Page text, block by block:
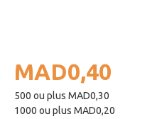
MAD0,40
500 ou plus MAD0,30
1000 ou plus MAD0,20